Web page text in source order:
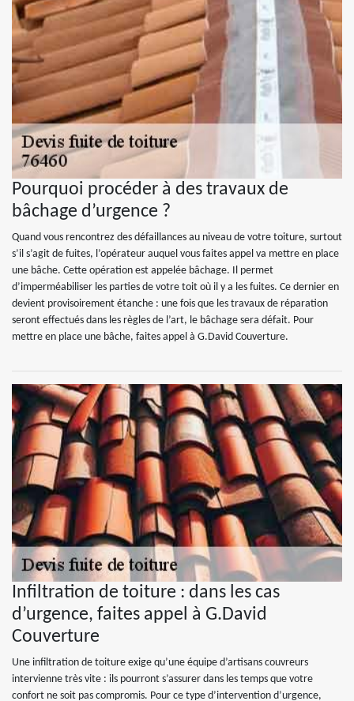
Pourquoi procéder à des travaux de
bâchage d’urgence ?
Quand vous rencontrez des défaillances au niveau de votre toiture, surtout
s’il s’agit de fuites, l’opérateur auquel vous faites appel va mettre en place
une bâche. Cette opération est appelée bâchage. Il permet
d’imperméabiliser les parties de votre toit où il y a les fuites. Ce dernier en
devient provisoirement étanche : une fois que les travaux de réparation
seront effectués dans les règles de l’art, le bâchage sera défait. Pour
mettre en place une bâche, faites appel à G.David Couverture.
Infiltration de toiture : dans les cas
d’urgence, faites appel à G.David
Couverture
Une infiltration de toiture exige qu’une équipe d’artisans couvreurs
intervienne très vite : ils pourront s’assurer dans les temps que votre
confort ne soit pas compromis. Pour ce type d’intervention d’urgence,